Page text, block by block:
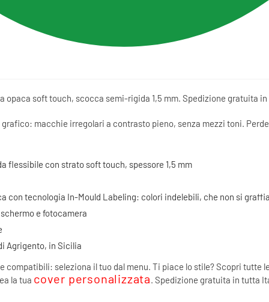
opaca soft touch, scocca semi-rigida 1,5 mm. Spedizione gratuita
macchie irregolari a contrasto pieno, senza mezzi toni.
flessibile con strato soft touch, spessore 1,5 mm
con tecnologia In-Mould Labeling: colori indelebili, che non si
e fotocamera
Agrigento, in Sicilia
compatibili: seleziona il tuo dal menu. Ti piace lo stile? Scopri tutte
la tua cover personalizzata. Spedizione gratuita in tutta